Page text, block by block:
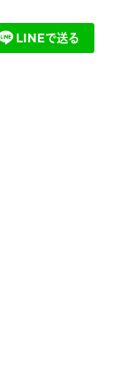
LINEで送る